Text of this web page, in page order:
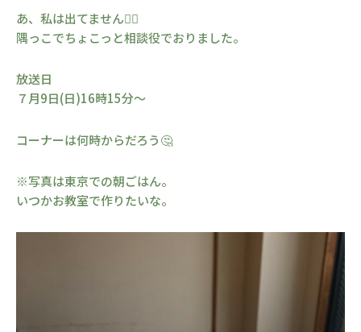
あ、私は出てません👌🏻
隅っこでちょこっと相談役でおりました。
放送日
７月9日(日)16時15分〜
コーナーは何時からだろう🤔
※写真は東京での朝ごはん。
いつかお教室で作りたいな。